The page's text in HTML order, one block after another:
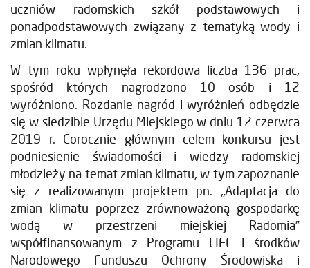
uczniów radomskich szkół podstawowych i
ponadpodstawowych związany z tematyką wody i
zmian klimatu.
W tym roku wpłynęła rekordowa liczba 136 prac,
spośród których nagrodzono 10 osób i 12
wyróżniono. Rozdanie nagród i wyróżnień odbędzie
się w siedzibie Urzędu Miejskiego w dniu 12 czerwca
2019 r. Corocznie głównym celem konkursu jest
podniesienie świadomości i wiedzy radomskiej
młodzieży na temat zmian klimatu, w tym zapoznanie
się z realizowanym projektem pn. „Adaptacja do
zmian klimatu poprzez zrównoważoną gospodarkę
wodą w przestrzeni miejskiej Radomia”
współfinansowanym z Programu LIFE i środków
Narodowego Funduszu Ochrony Środowiska i